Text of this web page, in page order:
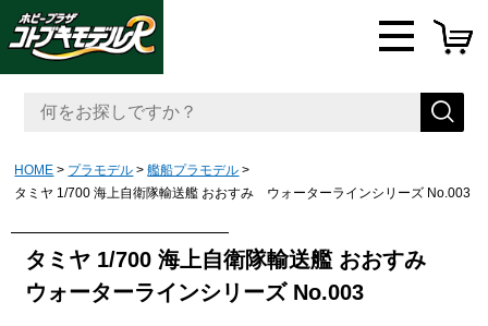
HOME プラモデル
艦船プラモデル
タミヤ 1/700 海上自衛隊輸送艦 おおすみ ウォーターラインシリーズ No.003
タミヤ 1/700 海上自衛隊輸送艦 おおすみ
ウォーターラインシリーズ No.003